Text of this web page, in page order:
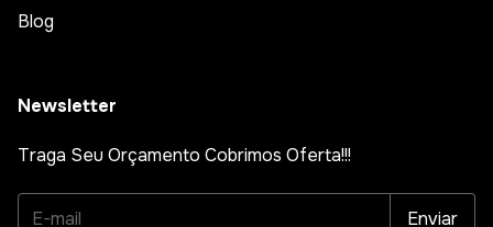
Blog
Newsletter
Traga Seu Orçamento Cobrimos Oferta!!!